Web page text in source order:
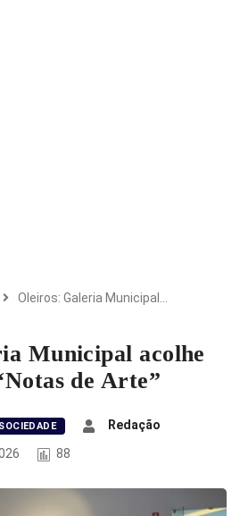
Oleiros: Galeria Municipal…
Municipal acolhe
de Arte”
SOCIEDADE
Redação
88